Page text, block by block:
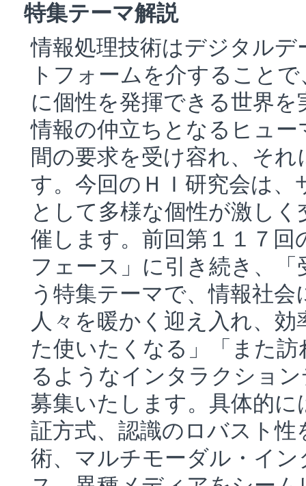
特集テーマ解説
情報処理技術はデジタル
トフォームを介すること
に個性を発揮できる世界
情報の仲立ちとなるヒュ
間の要求を受け容れ、そ
す。今回のＨＩ研究会は
として多様な個性が激し
催します。前回第１１７
フェース」に引き続き、
う特集テーマで、情報社
人々を暖かく迎え入れ、
た使いたくなる」「また
るようなインタラクショ
募集いたします。具体的
証方式、認識のロバスト
術、マルチモーダル・イ